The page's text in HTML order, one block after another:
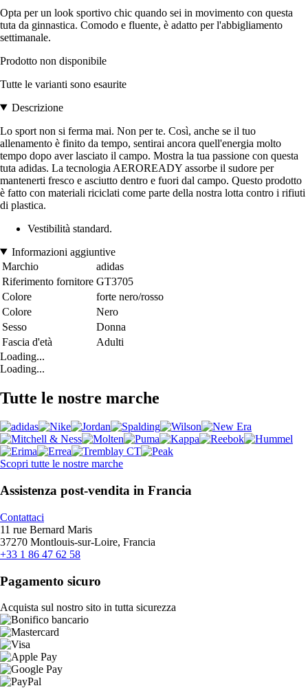
Opta per un look sportivo chic quando sei in movimento con questa
tuta da ginnastica. Comodo e fluente, è adatto per l'abbigliamento
settimanale.
Prodotto non disponibile
Tutte le varianti sono esaurite
Descrizione
Lo sport non si ferma mai. Non per te. Così, anche se il tuo
allenamento è finito da tempo, sentirai ancora quell'energia molto
tempo dopo aver lasciato il campo. Mostra la tua passione con questa
tuta adidas. La tecnologia AEROREADY assorbe il sudore per
mantenerti fresco e asciutto dentro e fuori dal campo. Questo prodotto
è fatto con materiali riciclati come parte della nostra lotta contro i rifiuti
di plastica.
Vestibilità standard.
Informazioni aggiuntive
Marchio
adidas
Riferimento fornitore GT3705
Colore
forte nero/rosso
Colore
Nero
Sesso
Donna
Fascia d'età
Adulti
Loading...
Loading...
Tutte le nostre marche
Scopri tutte le nostre marche
Assistenza post-vendita in Francia
Contattaci
11 rue Bernard Maris
37270 Montlouis-sur-Loire, Francia
+33 1 86 47 62 58
Pagamento sicuro
Acquista sul nostro sito in tutta sicurezza